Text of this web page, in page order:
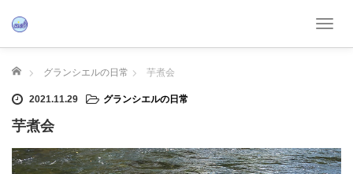
T
a
v
ホーム グランシエルの日常 芋煮会
2021.11.29 グランシエルの日常
芋煮会